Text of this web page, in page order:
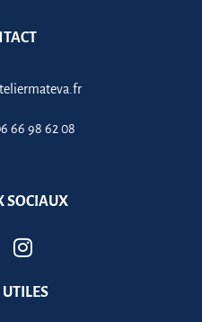
66 98 62 08
SOCIAUX